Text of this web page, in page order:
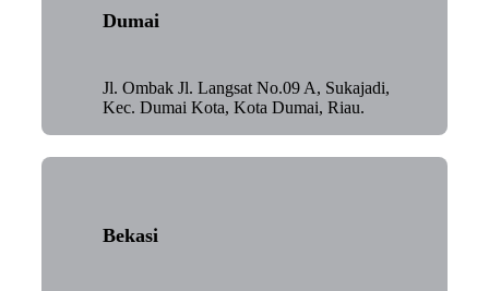
Dumai
Jl. Ombak Jl. Langsat No.09 A, Sukajadi,
Kec. Dumai Kota, Kota Dumai, Riau.
Bekasi